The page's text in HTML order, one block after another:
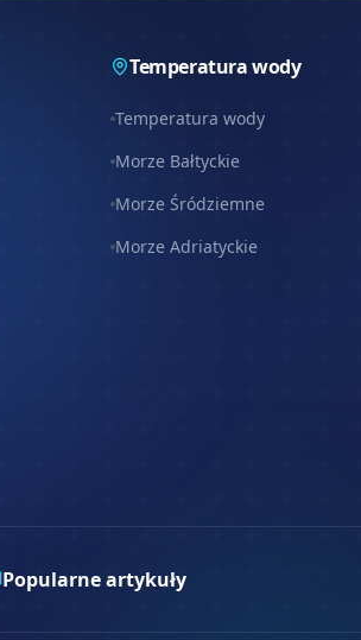
Temperatura wody
Temperatura wody
Morze Bałtyckie
Morze Śródziemne
Morze Adriatyckie
Popularne artykuły